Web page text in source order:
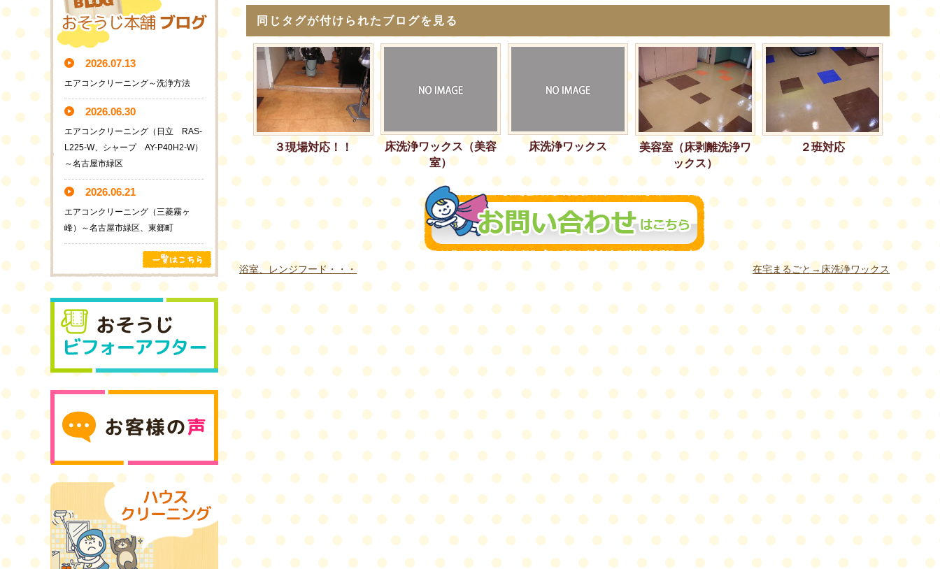
同じタグが付けられたブログを見る
３現場対応！！
床洗浄ワックス（美容
室）
床洗浄ワックス
美容室（床剥離洗浄ワ
ックス）
２班対応
浴室、レンジフード・・・ 在宅まるごと→床洗浄ワックス
2026.07.13
エアコンクリーニング～洗浄方法
2026.06.30
エアコンクリーニング（日立 RAS-
L225-W、シャープ AY-P40H2-W）
～名古屋市緑区
2026.06.21
エアコンクリーニング（三菱霧ヶ
峰）～名古屋市緑区、東郷町